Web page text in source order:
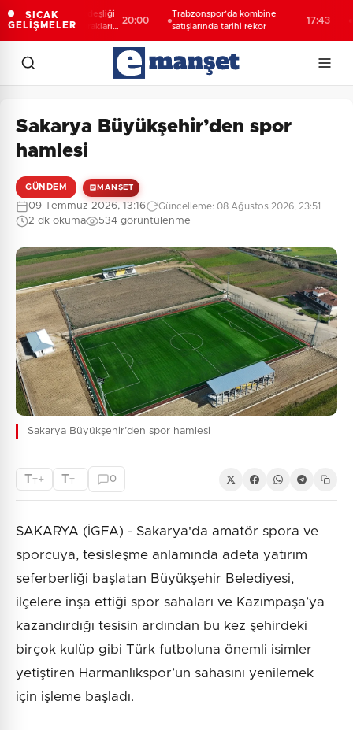
SICAK
GELİŞMELER
Türk-Kürt kardeşliği
değil, bu toprakların
20:00
Trabzonspor’da kombine
satışlarında tarihi rekor
17:43
Sakarya Büyükşehir’den spor
hamlesi
GÜNDEM MANŞET
09 Temmuz 2026, 13:16 Güncelleme: 08 Ağustos 2026, 23:51
2 dk okuma 534 görüntülenme
Sakarya Büyükşehir’den spor hamlesi
TT+ TT - 0
SAKARYA (İGFA) - Sakarya'da amatör spora ve
sporcuya, tesisleşme anlamında adeta yatırım
seferberliği başlatan Büyükşehir Belediyesi,
ilçelere inşa ettiği spor sahaları ve Kazımpaşa’ya
kazandırdığı tesisin ardından bu kez şehirdeki
birçok kulüp gibi Türk futboluna önemli isimler
yetiştiren Harmanlıkspor’un sahasını yenilemek
için işleme başladı.